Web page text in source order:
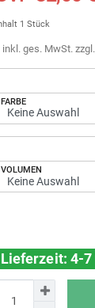
1 Stück
inkl. ges. MwSt. zzgl.
FARBE
VOLUMEN
Lieferzeit: 4-